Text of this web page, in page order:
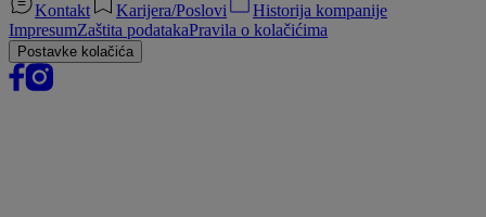
Kontakt Karijera/Poslovi
Historija kompanije
ImpresumZaštita podatakaPravila o kolačićima
Postavke kolačića